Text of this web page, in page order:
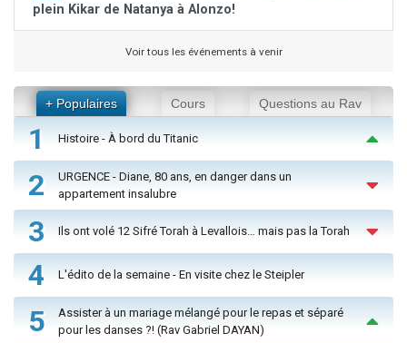
plein Kikar de Natanya à Alonzo!
Voir tous les événements à venir
+ Populaires Cours Questions au Rav
1 Histoire - À bord du Titanic
2
URGENCE - Diane, 80 ans, en danger dans un
appartement insalubre
3 Ils ont volé 12 Sifré Torah à Levallois… mais pas la Torah
4 L'édito de la semaine - En visite chez le Steipler
5
Assister à un mariage mélangé pour le repas et séparé
pour les danses ?! (Rav Gabriel DAYAN)